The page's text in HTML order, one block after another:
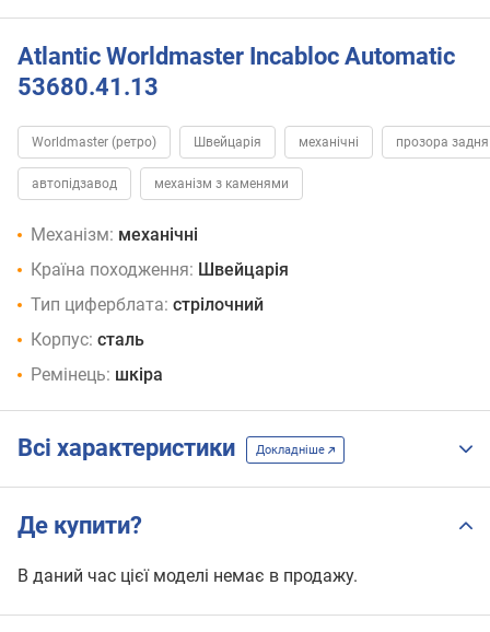
Atlantic Worldmaster Incabloc Automatic
53680.41.13
Worldmaster (ретро) Швейцарія механічні прозора
автопідзавод механізм з каменями
Механізм: механічні
Країна походження: Швейцарія
Тип циферблата: стрілочний
Корпус: сталь
Ремінець: шкіра
Всі характеристики Докладніше
Де купити?
В даний час цієї моделі немає в продажу.